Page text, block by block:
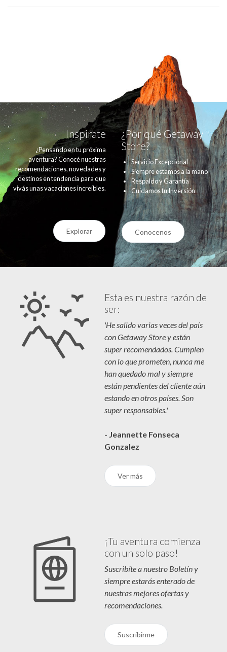
Inspirate
¿Pensando en tu próxima
aventura? Conocé nuestras
recomendaciones, novedades y
destinos en tendencia para que
vivás unas vacaciones increíbles.
¿Por qué Getaway
Store?
Servicio Excepcional
Siempre estamos a la mano
Respaldo y Garantía
Cuidamos tu Inversión
Explorar Conocenos
Esta es nuestra razón de
ser:
'He salido varias veces del país
con Getaway Store y están
super recomendados. Cumplen
con lo que prometen, nunca me
han quedado mal y siempre
están pendientes del cliente aún
estando en otros países. Son
super responsables.'
- Jeannette Fonseca
Gonzalez
Ver más
¡Tu aventura comienza
con un solo paso!
Suscribíte a nuestro Boletín y
siempre estarás enterado de
nuestras mejores ofertas y
recomendaciones.
Suscribirme